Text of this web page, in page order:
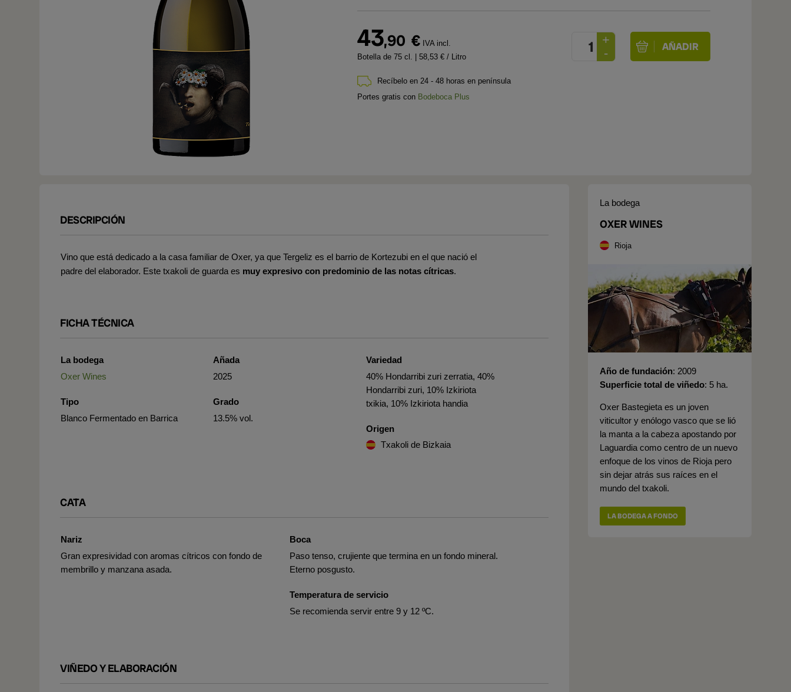
43,90 € IVA incl.
Botella de 75 cl.
| 58,53 € / Litro
Recíbelo en 24 - 48 horas en península
Portes gratis con Bodeboca Plus
DESCRIPCIÓN
Vino que está dedicado a la casa familiar de Oxer, ya que Tergeliz es el barrio de Kortezubi en el que nació el
padre del elaborador. Este txakoli de guarda es muy expresivo con predominio de las notas cítricas.
FICHA TÉCNICA
La bodega
Oxer Wines
Tipo
Blanco Fermentado en Barrica
Añada
2025
Grado
13.5% vol.
Variedad
40% Hondarribi zuri zerratia, 40%
Hondarribi zuri, 10% Izkiriota
txikia, 10% Izkiriota handia
Origen
Txakoli de Bizkaia
CATA
Nariz
Gran expresividad con aromas cítricos con fondo de
membrillo y manzana asada.
Boca
Paso tenso, crujiente que termina en un fondo mineral.
Eterno posgusto.
Temperatura de servicio
Se recomienda servir entre 9 y 12 ºC.
VIÑEDO Y ELABORACIÓN
La bodega
OXER WINES
Rioja
Año de fundación 2009
Superficie total de viñedo 5 ha.
Oxer Bastegieta es un joven
viticultor y enólogo vasco que se lió
la manta a la cabeza apostando por
Laguardia como centro de un nuevo
enfoque de los vinos de Rioja pero
sin dejar atrás sus raíces en el
mundo del txakoli.
LA BODEGA A FONDO